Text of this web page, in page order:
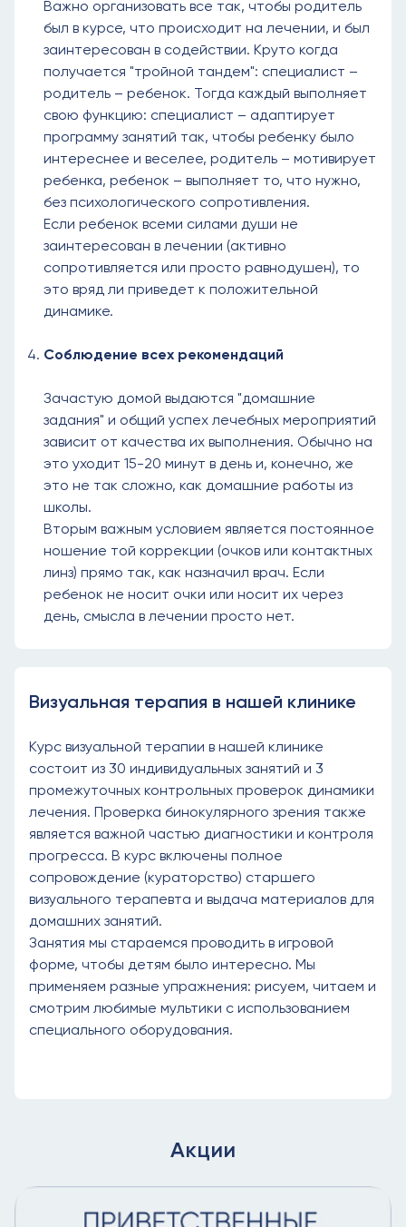
Важно организовать все так, чтобы родитель
был в курсе, что происходит на лечении, и был
заинтересован в содействии. Круто когда
получается "тройной тандем": специалист –
родитель – ребенок. Тогда каждый выполняет
свою функцию: специалист – адаптирует
программу занятий так, чтобы ребенку было
интереснее и веселее, родитель – мотивирует
ребенка, ребенок – выполняет то, что нужно,
без психологического сопротивления.
Если ребенок всеми силами души не
заинтересован в лечении (активно
сопротивляется или просто равнодушен), то
это вряд ли приведет к положительной
динамике.
Соблюдение всех рекомендаций
Зачастую домой выдаются "домашние
задания" и общий успех лечебных мероприятий
зависит от качества их выполнения. Обычно на
это уходит 15-20 минут в день и, конечно, же
это не так сложно, как домашние работы из
школы.
Вторым важным условием является постоянное
ношение той коррекции (очков или контактных
линз) прямо так, как назначил врач. Если
ребенок не носит очки или носит их через
день, смысла в лечении просто нет.
Визуальная терапия в нашей клинике
Курс визуальной терапии в нашей клинике
состоит из 30 индивидуальных занятий и 3
промежуточных контрольных проверок динамики
лечения. Проверка бинокулярного зрения также
является важной частью диагностики и контроля
прогресса. В курс включены полное
сопровождение (кураторство) старшего
визуального терапевта и выдача материалов для
домашних занятий.
Занятия мы стараемся проводить в игровой
форме, чтобы детям было интересно. Мы
применяем разные упражнения: рисуем, читаем и
смотрим любимые мультики с использованием
специального оборудования.
Акции